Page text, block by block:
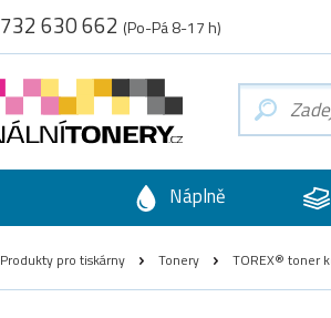
732 630 662 (Po-Pá 8-17 h)
Náplně
Produkty pro tiskárny Tonery TOREX® toner